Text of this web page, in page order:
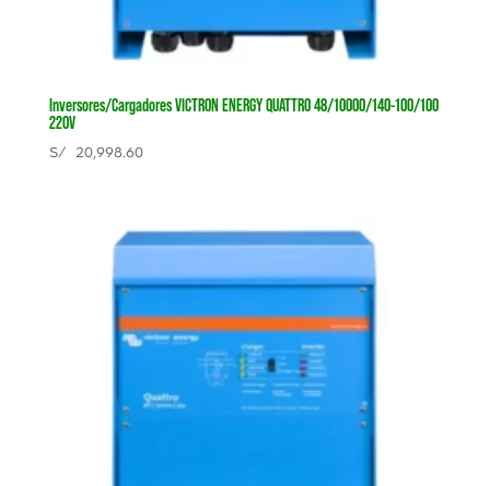
Inversores/Cargadores VICTRON ENERGY QUATTRO 48/10000/140-100/100
220V
S/20,998.60